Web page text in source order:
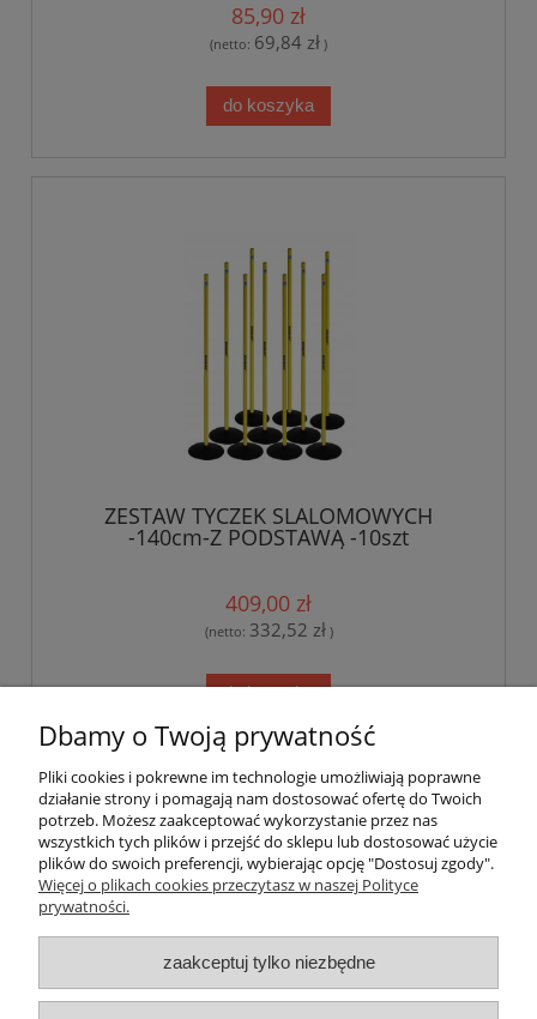
85,90 zł
(netto: 69,84 zł )
do koszyka
ZESTAW TYCZEK SLALOMOWYCH
-140cm-Z PODSTAWĄ -10szt
409,00 zł
(netto: 332,52 zł)
do koszyka
Pomoc
Dostawa
Gwarancja i zwroty
Dbamy o Twoją prywatność
Pliki cookies i pokrewne im technologie umożliwiają poprawne
działanie strony i pomagają nam dostosować ofertę do Twoich
potrzeb. Możesz zaakceptować wykorzystanie przez nas
wszystkich tych plików i przejść do sklepu lub dostosować użycie
plików do swoich preferencji, wybierając opcję "Dostosuj zgody".
Więcej o plikach cookies przeczytasz w naszej Polityce
prywatności.
zaakceptuj tylko niezbędne